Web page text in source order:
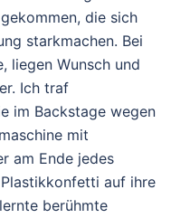
die sich
starkmachen. Bei
liegen Wunsch und
Ich traf
im Backstage wegen
mit
am Ende jedes
auf ihre
berühmte